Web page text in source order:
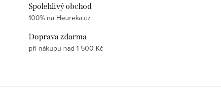
Spolehlivý obchod
100% na Heureka.cz
Doprava zdarma
při nákupu nad 1 500 Kč